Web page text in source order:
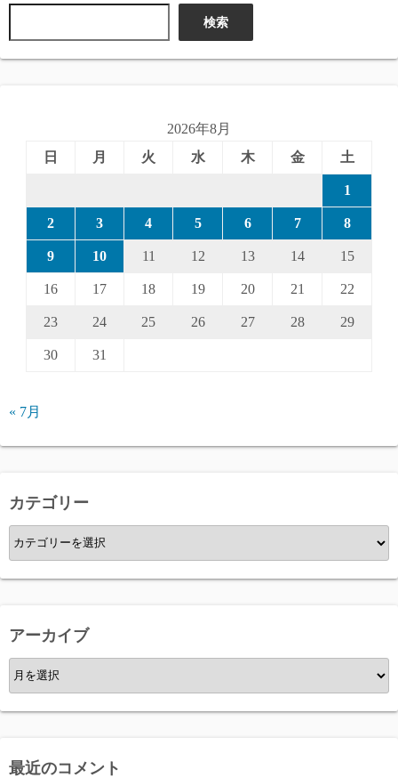
検索
2026年8月
日
月 火 水 木 金 土
1
2 3 4 5 6 7 8
9 10 11 12 13 14 15
16 17 18 19 20 21 22
23 24 25 26 27 28 29
30 31
« 7月
カテゴリー
カ
テ
ゴ
ー
アーカイブ
ア
ー
カ
ブ
最近のコメント